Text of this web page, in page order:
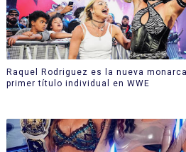
Raquel Rodriguez es la nueva
primer título individual en WWE